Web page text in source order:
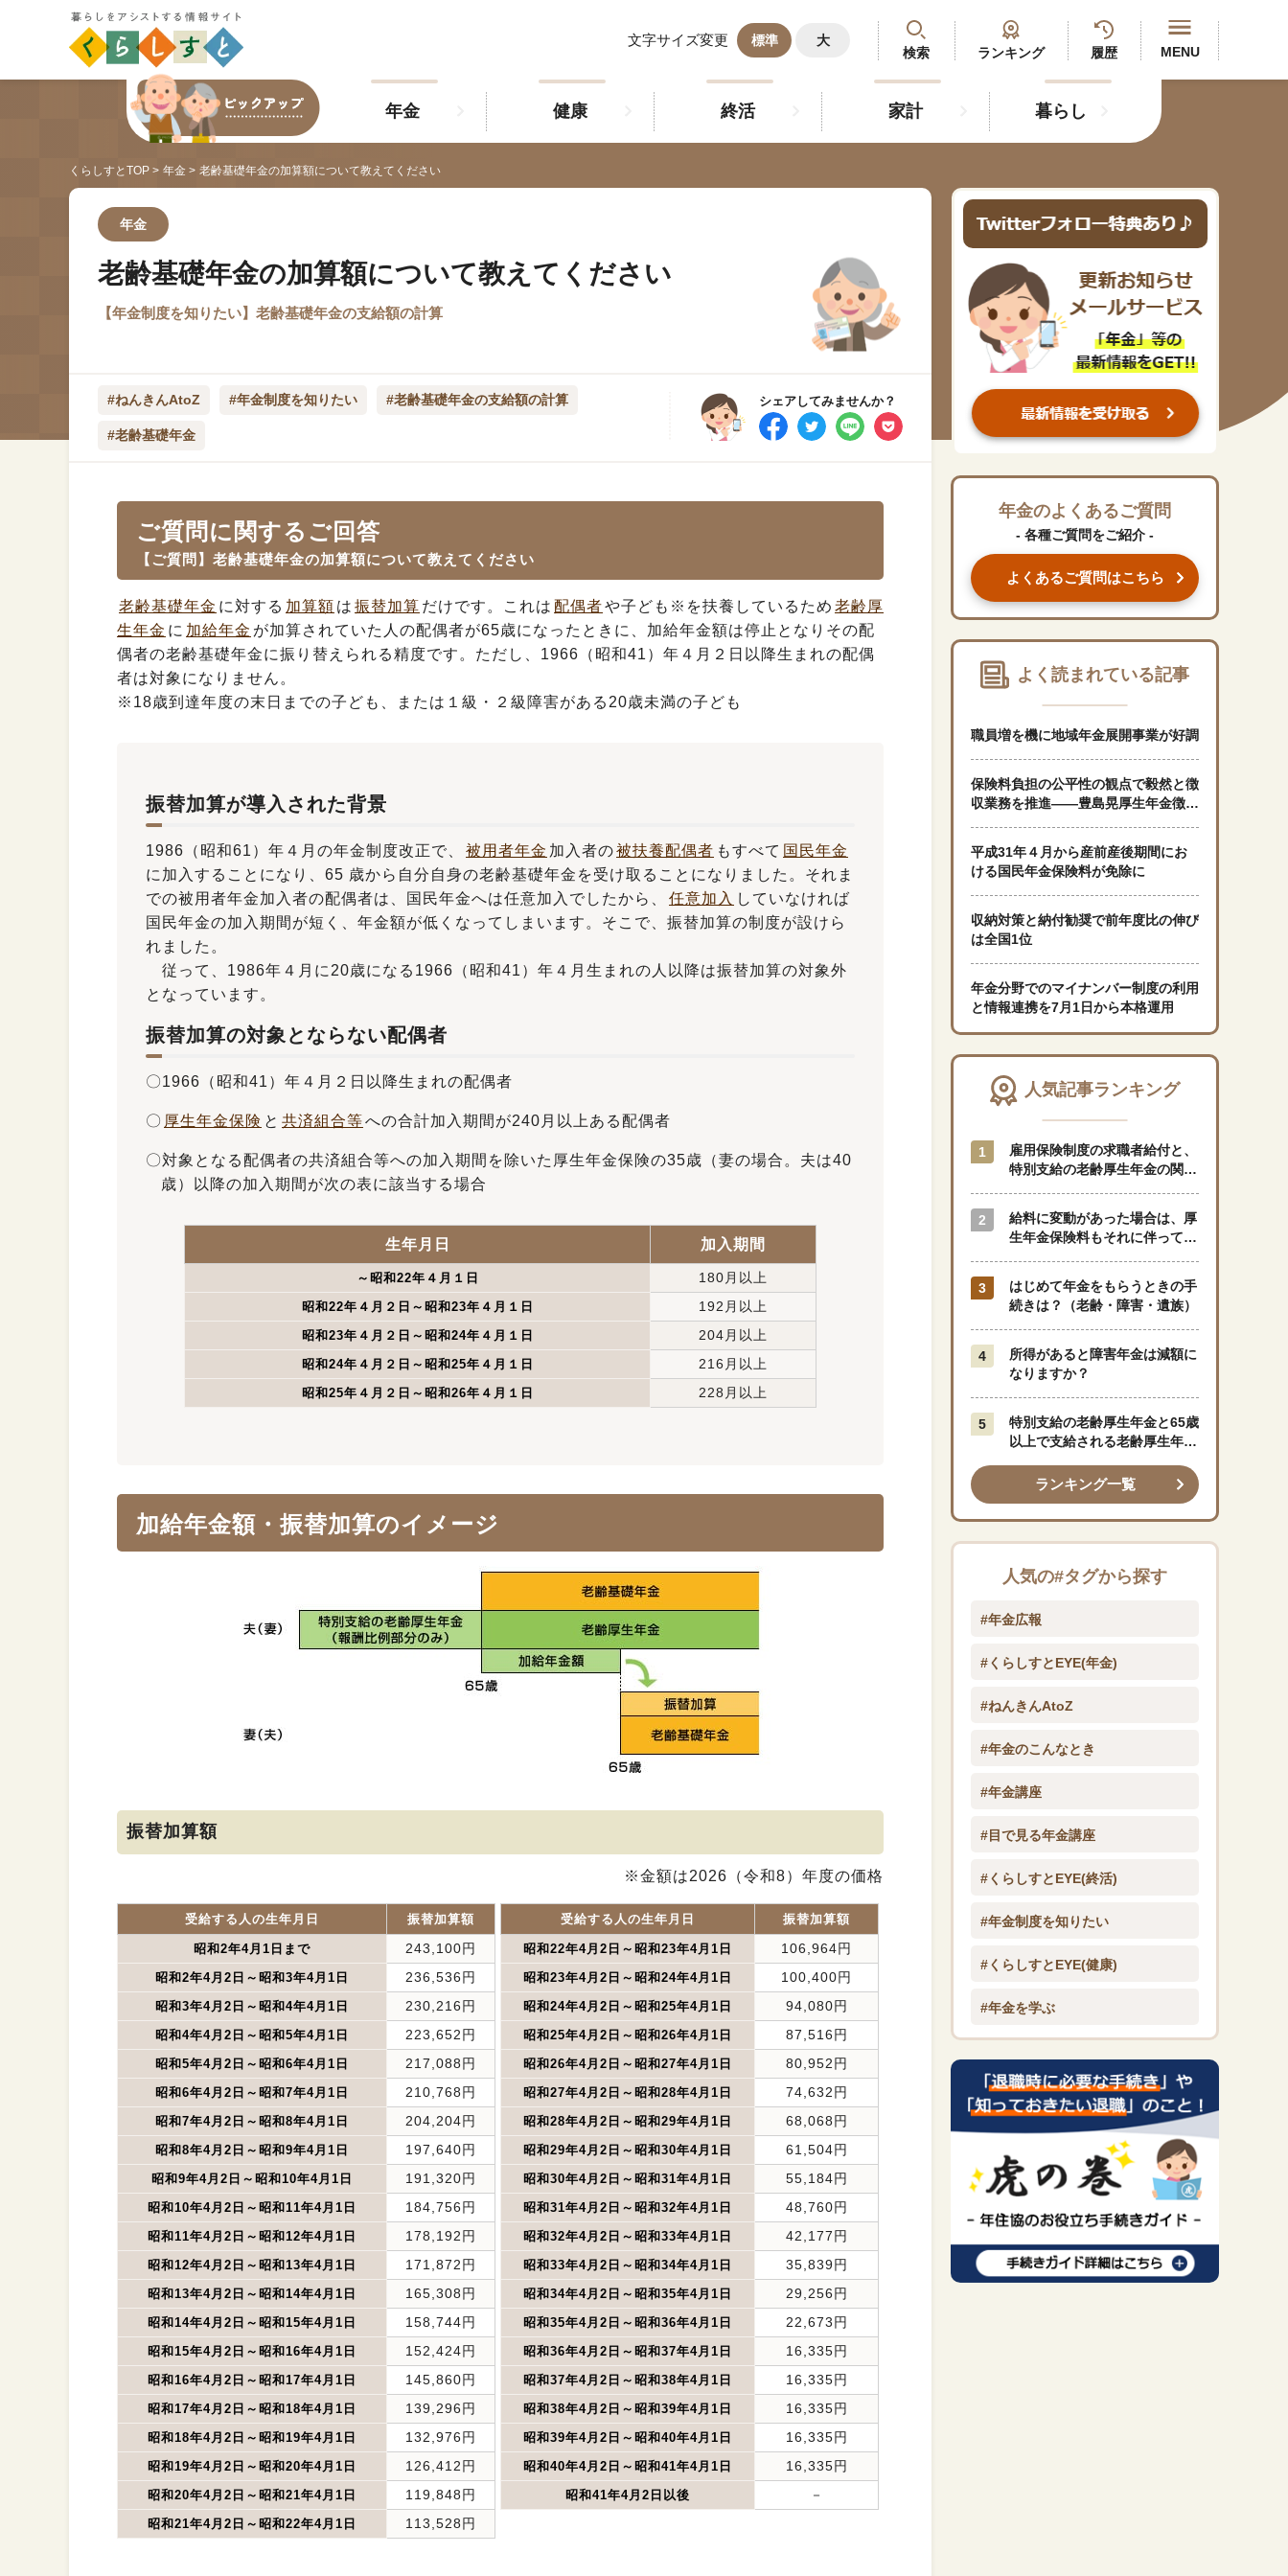
文字サイズ変更 標準
大
検索
ランキング 履歴 MENU
年金 健康 終活 家計 暮らし
最新記事 閲覧履歴
人気#タグ「5選」
#年金広報
#ねんきんAtoZ
#年金のこんなとき
#年金講座
「年金」に関する記事
「終活」に関する記事
「家計」に関する記事
くらしすとについて
プライバシーポリシー（個人情報保護方針）
サイトマップ
閉じる
くらしすとTOP 年金 老齢基礎年金の加算額について教えてください
年金
老齢基礎年金の加算額について教えてください
【年金制度を知りたい】老齢基礎年金の支給額の計算
#ねんきんAtoZ #年金制度を知りたい #老齢基礎年金の支給額の計算
#老齢基礎年金
シェアしてみませんか？
ご質問に関するご回答
【ご質問】老齢基礎年金の加算額について教えてください
老齢基礎年金 に対する 加算額 は 振替加算 だけです。これは 配偶者や子ども ※ を扶養しているため 老齢厚
生年金 に 加給年金 が加算されていた人の配偶者が65歳になったときに、加給年金額は停止となりその配
偶者の老齢基礎年金に振り替えられる精度です。ただし、1966（昭和41）年４月２日以降生まれの配偶
者は対象になりません。
※18歳到達年度の末日までの子ども、または１級・２級障害がある20歳未満の子ども
振替加算が導入された背景
1986（昭和61）年４月の年金制度改正で、 被用者年金 加入者の被扶養配偶者 もすべて 国民年金
に加入することになり、65 歳から自分自身の老齢基礎年金を受け取ることになりました。それま
での被用者年金加入者の配偶者は、国民年金へは任意加入でしたから、
任意加入 していなければ
国民年金の加入期間が短く、年金額が低くなってしまいます。そこで、振替加算の制度が設けら
れました。
従って、1986年４月に20歳になる1966（昭和41）年４月生まれの人以降は振替加算の対象外
となっています。
振替加算の対象とならない配偶者
〇1966（昭和41）年４月２日以降生まれの配偶者
〇 厚生年金保険 と 共済組合等への合計加入期間が240月以上ある配偶者
〇対象となる配偶者の共済組合等への加入期間を除いた厚生年金保険の35歳（妻の場合。夫は40
歳）以降の加入期間が次の表に該当する場合
生年月日 加入期間
～昭和22年４月１日 180月以上
昭和22年４月２日～昭和23年４月１日 192月以上
昭和23年４月２日～昭和24年４月１日 204月以上
昭和24年４月２日～昭和25年４月１日 216月以上
昭和25年４月２日～昭和26年４月１日 228月以上
加給年金額・振替加算のイメージ
振替加算額
※金額は2026（令和8）年度の価格
受給する人の生年月日 振替加算額
昭和2年4月1日まで 243,100円
昭和2年4月2日～昭和3年4月1日 236,536円
昭和3年4月2日～昭和4年4月1日 230,216円
昭和4年4月2日～昭和5年4月1日 223,652円
昭和5年4月2日～昭和6年4月1日 217,088円
昭和6年4月2日～昭和7年4月1日 210,768円
昭和7年4月2日～昭和8年4月1日 204,204円
昭和8年4月2日～昭和9年4月1日 197,640円
昭和9年4月2日～昭和10年4月1日 191,320円
昭和10年4月2日～昭和11年4月1日 184,756円
昭和11年4月2日～昭和12年4月1日 178,192円
昭和12年4月2日～昭和13年4月1日 171,872円
昭和13年4月2日～昭和14年4月1日 165,308円
昭和14年4月2日～昭和15年4月1日 158,744円
昭和15年4月2日～昭和16年4月1日 152,424円
昭和16年4月2日～昭和17年4月1日 145,860円
昭和17年4月2日～昭和18年4月1日 139,296円
昭和18年4月2日～昭和19年4月1日 132,976円
昭和19年4月2日～昭和20年4月1日 126,412円
昭和20年4月2日～昭和21年4月1日 119,848円
昭和21年4月2日～昭和22年4月1日 113,528円
受給する人の生年月日 振替加算額
昭和22年4月2日～昭和23年4月1日 106,964円
昭和23年4月2日～昭和24年4月1日 100,400円
昭和24年4月2日～昭和25年4月1日 94,080円
昭和25年4月2日～昭和26年4月1日 87,516円
昭和26年4月2日～昭和27年4月1日 80,952円
昭和27年4月2日～昭和28年4月1日 74,632円
昭和28年4月2日～昭和29年4月1日 68,068円
昭和29年4月2日～昭和30年4月1日 61,504円
昭和30年4月2日～昭和31年4月1日 55,184円
昭和31年4月2日～昭和32年4月1日 48,760円
昭和32年4月2日～昭和33年4月1日 42,177円
昭和33年4月2日～昭和34年4月1日 35,839円
昭和34年4月2日～昭和35年4月1日 29,256円
昭和35年4月2日～昭和36年4月1日 22,673円
昭和36年4月2日～昭和37年4月1日 16,335円
昭和37年4月2日～昭和38年4月1日 16,335円
昭和38年4月2日～昭和39年4月1日 16,335円
昭和39年4月2日～昭和40年4月1日 16,335円
昭和40年4月2日～昭和41年4月1日 16,335円
昭和41年4月2日以後 －
年金のよくあるご質問
- 各種ご質問をご紹介 -
よくあるご質問はこちら
よく読まれている記事
職員増を機に地域年金展開事業が好調
保険料負担の公平性の観点で毅然と徴
収業務を推進——豊島晃厚生年金徴収
平成31年４月から産前産後期間にお
ける国民年金保険料が免除に
収納対策と納付勧奨で前年度比の伸び
は全国1位
年金分野でのマイナンバー制度の利用
と情報連携を7月1日から本格運用
人気記事ランキング
雇用保険制度の求職者給付と、
特別支給の老齢厚生年金の関係
ょうか？
給料に変動があった場合は、厚
生年金保険料もそれに伴って変
はじめて年金をもらうときの手
続きは？（老齢・障害・遺族）
所得があると障害年金は減額に
なりますか？
特別支給の老齢厚生年金と65歳
以上で支給される老齢厚生年金
ランキング一覧
人気の#タグから探す
#年金広報
#くらしすとEYE(年金)
#ねんきんAtoZ
#年金のこんなとき
#年金講座
#目で見る年金講座
#くらしすとEYE(終活)
#年金制度を知りたい
#くらしすとEYE(健康)
#年金を学ぶ